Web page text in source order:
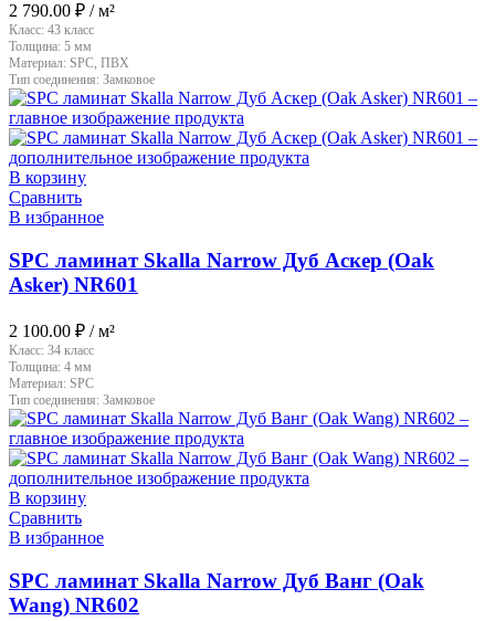
2 790.00 ₽ / м²
Класс: 43 класс
Толщина: 5 мм
Материал: SPC, ПВХ
Тип соединения: Замковое
В корзину
Сравнить
В избранное
SPC ламинат Skalla Narrow Дуб Аскер (Oak
Asker) NR601
2 100.00 ₽ / м²
Класс: 34 класс
Толщина: 4 мм
Материал: SPC
Тип соединения: Замковое
В корзину
Сравнить
В избранное
SPC ламинат Skalla Narrow Дуб Ванг (Oak
Wang) NR602